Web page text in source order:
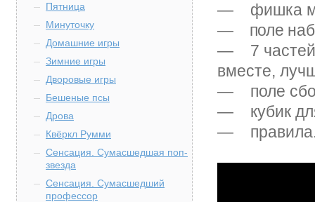
Пятница
Минуточку
Домашние игры
Зимние игры
Дворовые игры
Бешеные псы
Дрова
Квёркл Румми
Сенсация. Сумасшедшая поп-
звезда
Сенсация. Сумасшедший
профессор
— фишка
— поле
— 7 частей
вместе,
— поле
— кубик
—